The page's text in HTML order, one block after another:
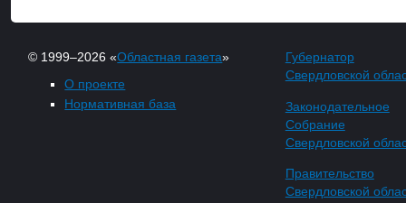
© 1999–2026 «Областная газета»
О проекте
Нормативная база
Губернатор
Свердловской
Законодательное
Собрание
Свердловской
Правительство
Свердловской